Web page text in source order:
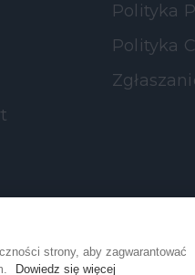
Polityka
Polityka
strony, aby zagwarantować
Dowiedz się więcej